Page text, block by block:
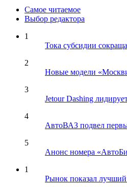
Самое читаемое
Выбор редактора
1
Тока субсидии
2
Новые модели
3
Jetour Dashing
4
АвтоВАЗ подвел
5
Анонс номера
1
Рынок показал лучший